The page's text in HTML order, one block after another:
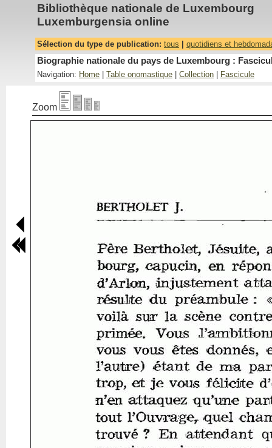
Bibliothèque nationale de Luxembourg
Luxemburgensia online
Sélection du type de publication: tous quotidiens et
Biographie nationale du pays de Luxembourg :
Navigation: Home Table onomastique Collection Fascicule
Zoom